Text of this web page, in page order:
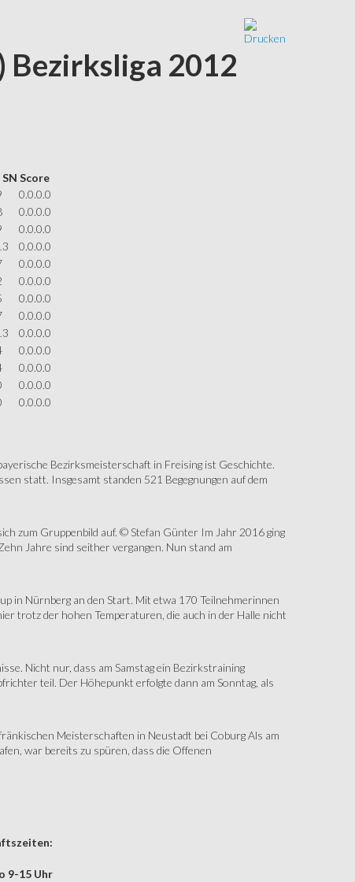
Bezirksliga 2012
SN Score
0.0.0.0
0.0.0.0
0.0.0.0
0.0.0.0
0.0.0.0
0.0.0.0
0.0.0.0
0.0.0.0
0.0.0.0
0.0.0.0
0.0.0.0
0.0.0.0
0.0.0.0
Bezirksmeisterschaft in Freising ist Geschichte.
statt. Insgesamt standen 521 Begegnungen auf dem
zum Gruppenbild auf. © Stefan Günter Im Jahr 2016 ging
Jahre sind seither vergangen. Nun stand am
in Nürnberg an den Start. Mit etwa 170 Teilnehmerinnen
trotz der hohen Temperaturen, die auch in der Halle nicht
Nicht nur, dass am Samstag ein Bezirkstraining
teil. Der Höhepunkt erfolgte dann am Sonntag, als
Meisterschaften in Neustadt bei Coburg Als am
war bereits zu spüren, dass die Offenen
9-15 Uhr